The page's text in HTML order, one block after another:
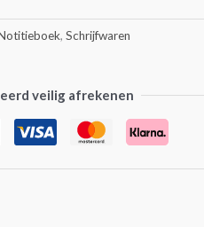
, Schrijfwaren
veilig afrekenen